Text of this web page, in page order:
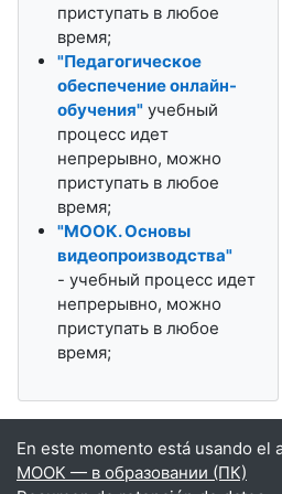
приступать в любое
время;
"Педагогическое
обеспечение онлайн-
обучения" учебный
процесс идет
непрерывно, можно
приступать в любое
время;
"МООК. Основы
видеопроизводства"
- учебный процесс идет
непрерывно, можно
приступать в любое
время;
En este momento está usando el
МООК — в образовании (ПК)